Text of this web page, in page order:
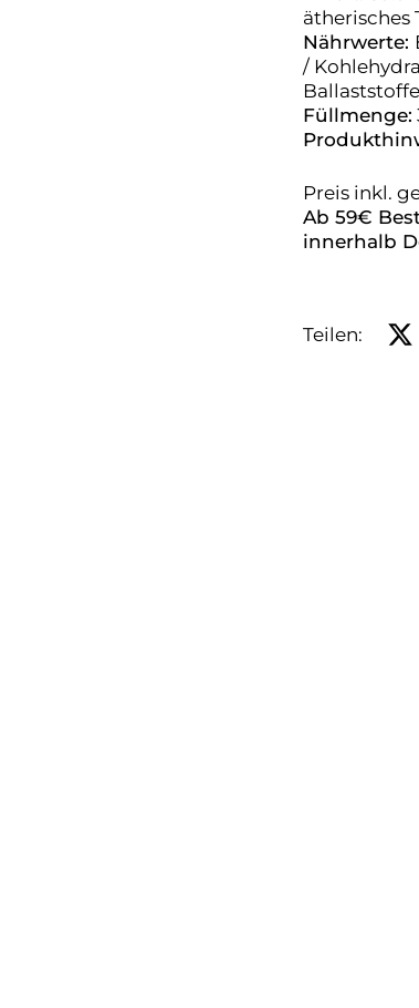
ätherisches
Nährwerte:
/
Füllmenge:
Preis inkl.
Ab 59€
innerhalb
Teilen: